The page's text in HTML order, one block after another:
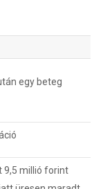
egy beteg
9,5 millió forint